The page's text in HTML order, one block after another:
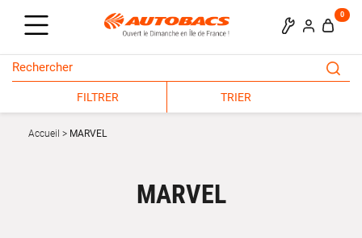
0
FILTRER TRIER
Accueil MARVEL
MARVEL